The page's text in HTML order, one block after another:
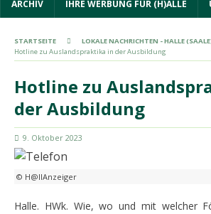
ARCHIV IHRE WERBUNG FÜR (H)ALLE
STARTSEITE
LOKALE NACHRICHTEN - HALLE
Hotline zu Auslandspraktika in der Ausbildung
Hotline zu
der Ausbildung
9. Oktober 2023
© H@llAnzeiger
Halle. HWk. Wie, wo und mit welcher